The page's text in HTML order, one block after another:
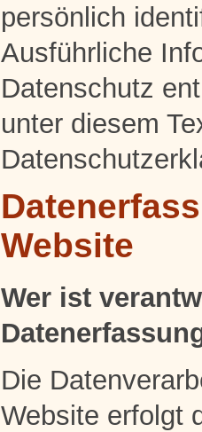
persönlich
Ausführliche
Datenschutz
unter diesem
Website
Wer ist
Die
Website erfolgt